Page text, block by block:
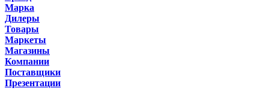
Марка
Дилеры
Товары
Маркеты
Магазины
Компании
Поставщики
Презентации